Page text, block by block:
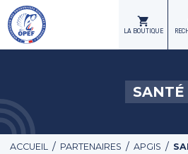
shopping_cart
LA BOUTIQUE
SANTÉ
ACCUEIL / PARTENAIRES / APGIS /